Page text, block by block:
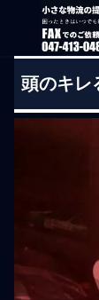
頭のキレ